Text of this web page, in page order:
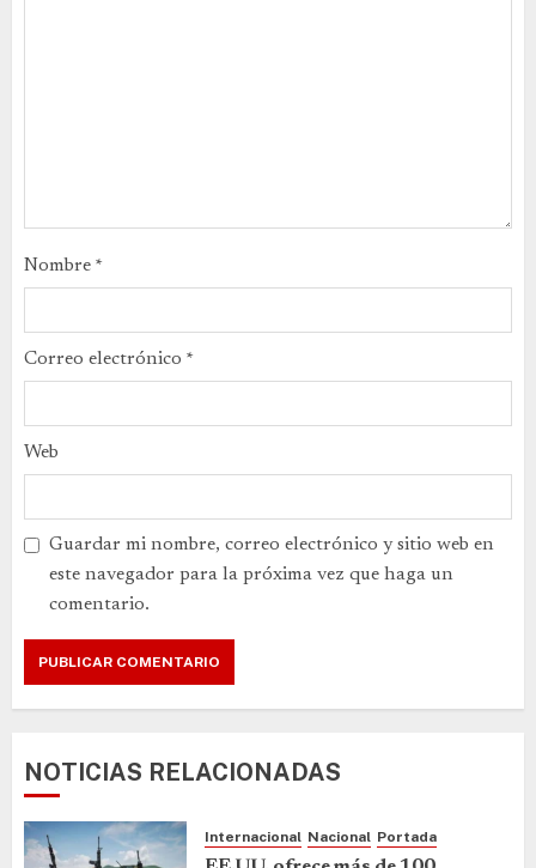
Nombre *
Correo electrónico *
Web
Guardar mi nombre, correo electrónico y sitio web en
este navegador para la próxima vez que haga un
comentario.
NOTICIAS RELACIONADAS
Internacional Nacional Portada